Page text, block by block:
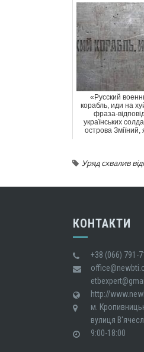
«Русский
корабль, иди на
фраза-
українських
острова Зміїний,
Уряд схвалив
КОНТАКТИ
+38 (066) 791-
http://
м.
вулиця
9:00-18:00